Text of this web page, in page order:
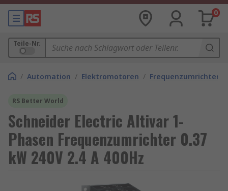
0
Teile-Nr.
/ Automation / Elektromotoren / Frequenzumrichter
RS Better World
Schneider Electric Altivar 1-
Phasen Frequenzumrichter 0.37
kW 240V 2.4 A 400Hz